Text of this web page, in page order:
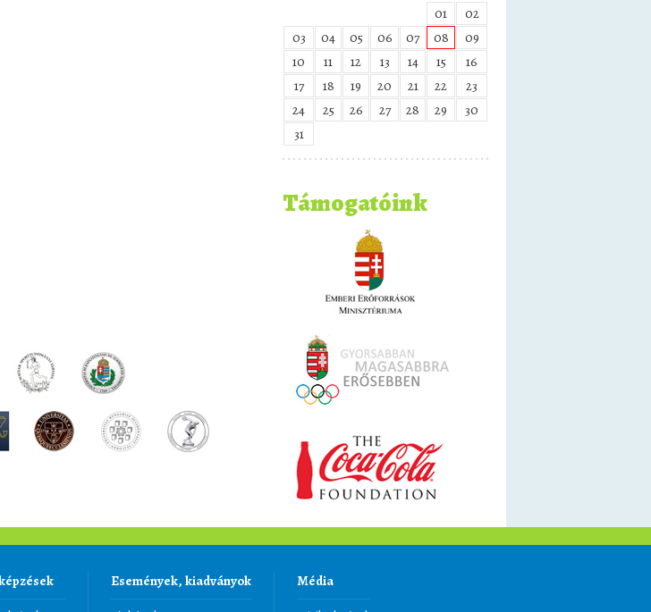
01
02
03
04 05 06 07 08
09
10
11 12 13 14 15
16
17
18 19 20 21 22
23
24
25 26 27 28 29
30
31
Támogatóink
Események, kiadványok Média